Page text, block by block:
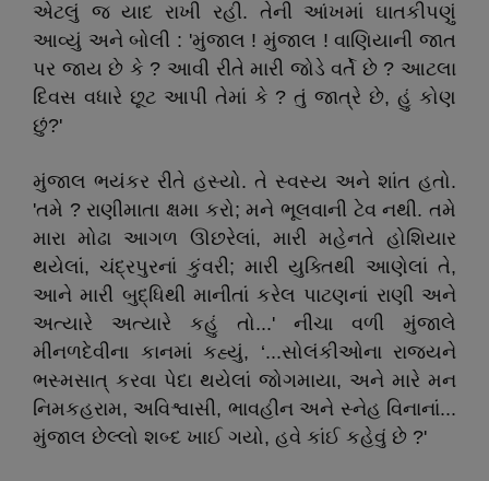
એટલું જ યાદ રાખી રહી. તેની આંખમાં ઘાતકીપણું
આવ્યું અને બોલી : 'મુંજાલ ! મુંજાલ ! વાણિયાની જાત
પર જાય છે કે ? આવી રીતે મારી જોડે વર્તે છે ? આટલા
દિવસ વધારે છૂટ આપી તેમાં કે ? તું જાત્રે છે, હું કોણ
છું?'
મુંજાલ ભયંકર રીતે હસ્યો. તે સ્વસ્ય અને શાંત હતો.
'તમે ? રાણીમાતા ક્ષમા કરો; મને ભૂલવાની ટેવ નથી. તમે
મારા મોઢા આગળ ઊછરેલાં, મારી મહેનતે હોશિયાર
થયેલાં, ચંદ્રપુરનાં કુંવરી; મારી યુક્તિથી આણેલાં તે,
આને મારી બુદ્ધિથી માનીતાં કરેલ પાટણનાં રાણી અને
અત્યારે અત્યારે કહું તો...' નીચા વળી મુંજાલે
મીનળદેવીના કાનમાં કહ્યું, ‘...સોલંકીઓના રાજ્યને
ભસ્મસાત્ કરવા પેદા થયેલાં જોગમાયા, અને મારે મન
નિમકહરામ, અવિશ્વાસી, ભાવહીન અને સ્નેહ વિનાનાં...
મુંજાલ છેલ્લો શબ્દ ખાઈ ગયો, હવે કાંઈ કહેવું છે ?'